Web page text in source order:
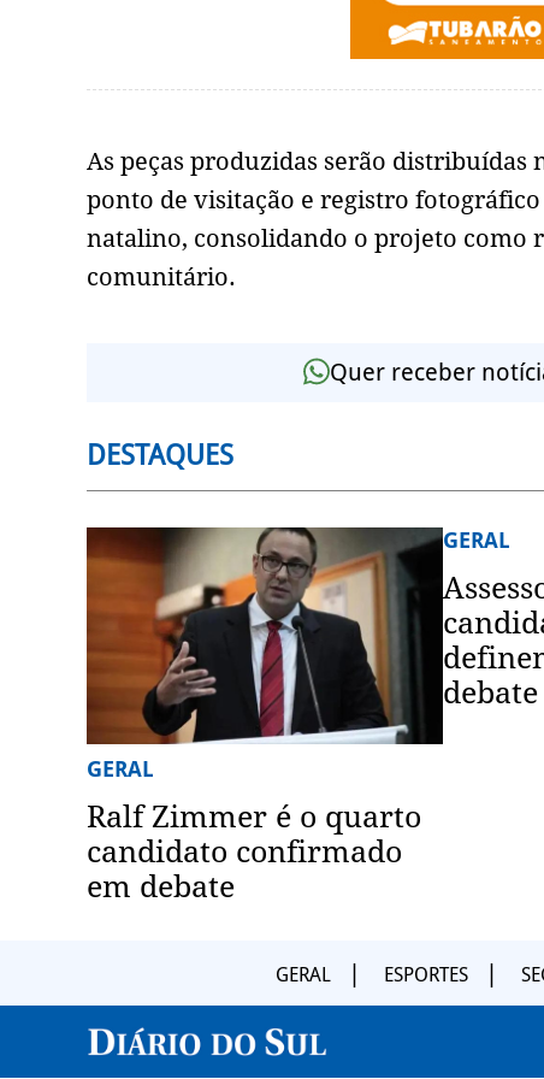
As peças produzidas serão
ponto de visitação e registro
natalino, consolidando o projeto como
comunitário.
Quer receber
DESTAQUES
GERAL
Ralf Zimmer é o quarto
candidato confirmado
em debate
GERAL
debate
GERAL ESPORTES